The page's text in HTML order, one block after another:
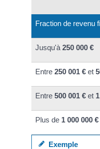
Fraction de revenu
Jusqu'à 250 000 €
Entre 250 001 € et
Entre 500 001 € et
Plus de 1 000 000 €
Exemple